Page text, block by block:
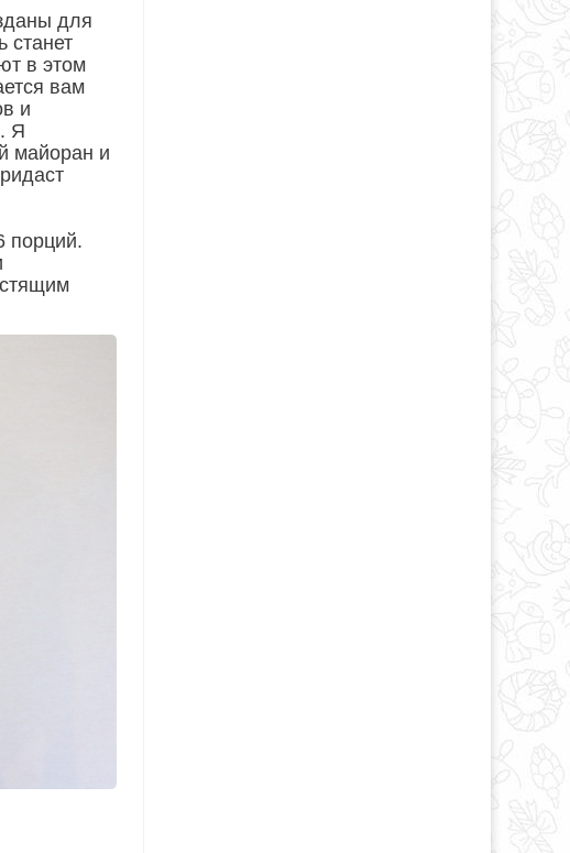
для
станет
в этом
вам
и
Я
майоран и
порций.